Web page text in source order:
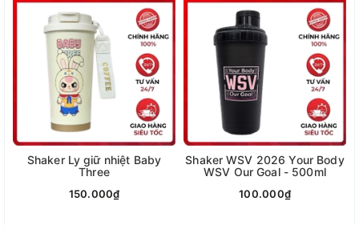
Shaker Ly giữ nhiệt Baby
Three
150.000₫
Shaker WSV 2026 Your Body
WSV Our Goal - 500ml
100.000₫